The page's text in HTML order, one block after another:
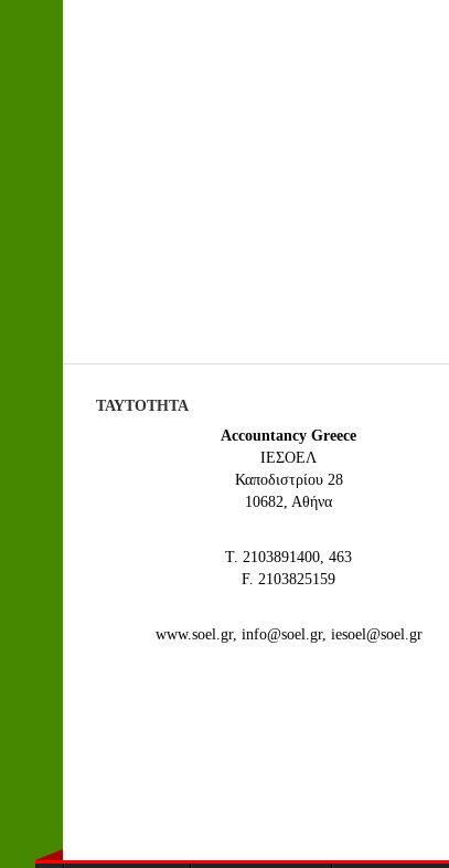
ΤΑΥΤΟΤΗΤΑ
Accountancy Greece
IEΣΟΕΛ
Καποδιστρίου 28
10682, Αθήνα
Τ. 2103891400, 463
F. 2103825159
www.soel.gr, info@soel.gr, iesoel@soel.gr